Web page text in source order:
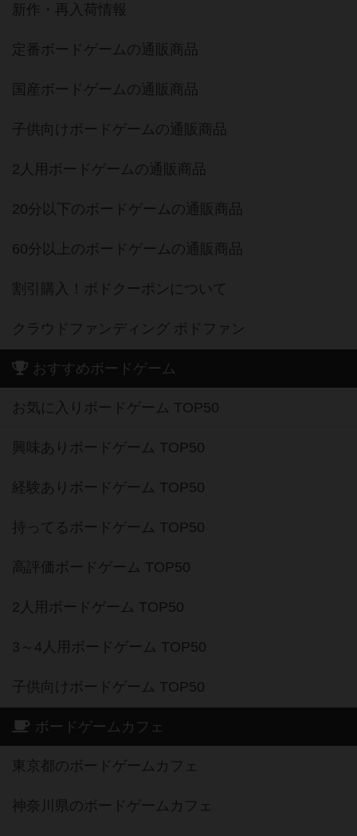
新作・再入荷情報
定番ボードゲームの通販商品
国産ボードゲームの通販商品
子供向けボードゲームの通販商品
2人用ボードゲームの通販商品
20分以下のボードゲームの通販商品
60分以上のボードゲームの通販商品
割引購入！ボドクーポンについて
クラウドファンディング ボドファン
おすすめボードゲーム
お気に入りボードゲーム TOP50
興味ありボードゲーム TOP50
経験ありボードゲーム TOP50
持ってるボードゲーム TOP50
高評価ボードゲーム TOP50
2人用ボードゲーム TOP50
3～4人用ボードゲーム TOP50
子供向けボードゲーム TOP50
ボードゲームカフェ
東京都のボードゲームカフェ
神奈川県のボードゲームカフェ